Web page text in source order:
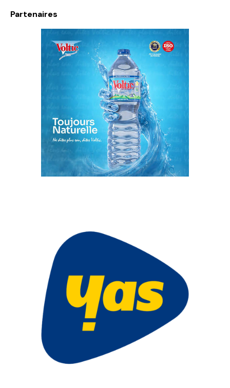
Partenaires